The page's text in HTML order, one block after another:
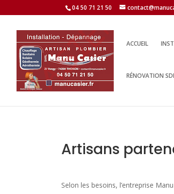
04 50 71 21 50
ACCUEIL
RÉNOVATION
Artisans
Selon les besoins, l’entreprise